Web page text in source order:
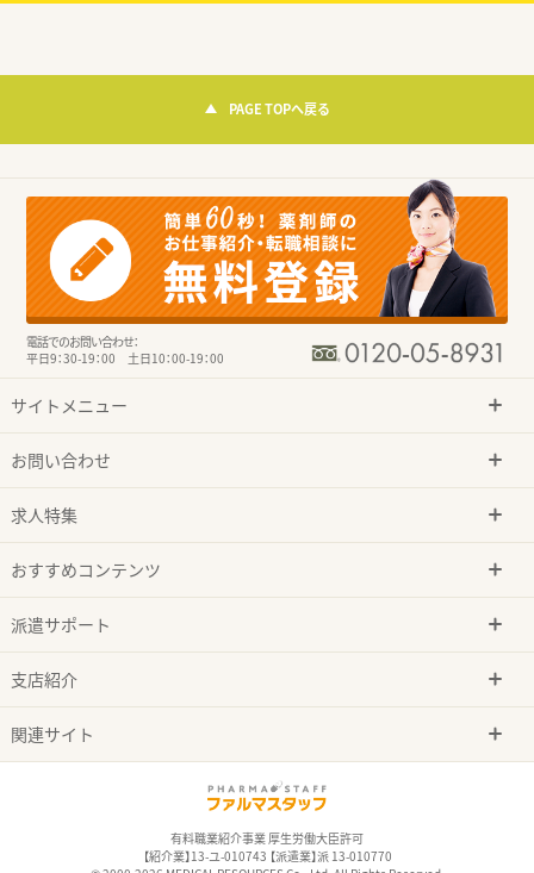
PAGE TOPへ戻る
電話でのお問い合わせ：
平日9：30-19：00 土日10：00-19：00
サイトメニュー
お問い合わせ
求人特集
おすすめコンテンツ
派遣サポート
支店紹介
関連サイト
有料職業紹介事業 厚生労働大臣許可
【紹介業】13-ユ-010743 【派遣業】派 13-010770